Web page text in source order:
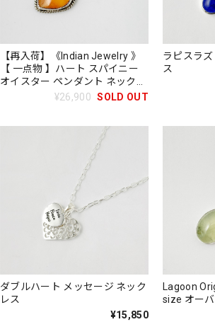
【再入荷】《Indian Jewelry 》
【 一点物 】ハート スパイニー
オイスター ペンダント ネックレ
¥26,900 SOLD OUT
ラピスラ
ス
ダブルハート メッセージ ネック
レス
¥15,850
Lagoon
size オー